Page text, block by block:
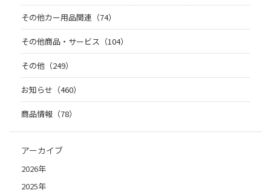
その他カー用品関連（74）
その他商品・サービス（104）
その他（249）
お知らせ（460）
商品情報（78）
アーカイブ
2026年
2025年